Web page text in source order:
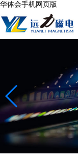
华体会手机网页版